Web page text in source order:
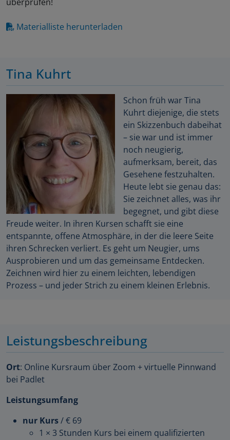
Materialliste herunterladen
Tina Kuhrt
Schon früh war Tina
Kuhrt diejenige, die stets
ein Skizzenbuch dabeihat
– sie war und ist immer
noch neugierig,
aufmerksam, bereit, das
Gesehene festzuhalten.
Heute lebt sie genau das:
Sie zeichnet alles, was ihr
begegnet, und gibt diese
Freude weiter. In ihren Kursen schafft sie eine
entspannte, offene Atmosphäre, in der die leere Seite
ihren Schrecken verliert. Es geht um Neugier, ums
Ausprobieren und um das gemeinsame Entdecken.
Zeichnen wird hier zu einem leichten, lebendigen
Prozess – und jeder Strich zu einem kleinen Erlebnis.
Leistungsbeschreibung
Ort: Online Kursraum über Zoom + virtuelle Pinnwand
bei Padlet
Leistungsumfang
nur Kurs/ € 69
1 × 3 Stunden Kurs bei einem qualifizierten